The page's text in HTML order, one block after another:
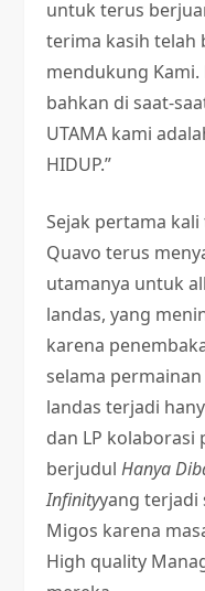
untuk terus
terima kasih telah
mendukung Kami.
bahkan di saat-
UTAMA kami
HIDUP.”
Sejak pertama
Quavo terus
utamanya untuk
landas, yang
karena
selama
landas terjadi
dan LP kolaborasi
berjudulHanya
Infinityyang terjadi
Migos karena
High quality